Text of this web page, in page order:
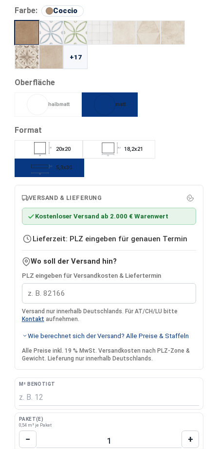
Farbe: Coccio auswählen
+17
Oberflächeauswählen
halbmatt matt
Format
20
20 20x20
21
18,2 18,2x21
30
5,3 5,3x30
VERSAND & LIEFERUNG
Kostenloser Versand ab 2.000 € Warenwert
Lieferzeit: PLZ eingeben für genauen Termin
Wo soll der Versand hin?
PLZ eingeben für Versandkosten & Liefertermin
Versand nur innerhalb Deutschlands. Für AT/CH/LU bitte
Kontakt aufnehmen.
Wie berechnet sich der Versand? Alle Preise & Staffeln
Alle Preise inkl. 19 % MwSt. Versandkosten nach PLZ-Zone &
Gewicht. Lieferung nur innerhalb Deutschlands.
M² BENÖTIGT
PAKET(E)
0,54 m² je Paket
Produkt Anzahl: Gib den gewünschten
− +